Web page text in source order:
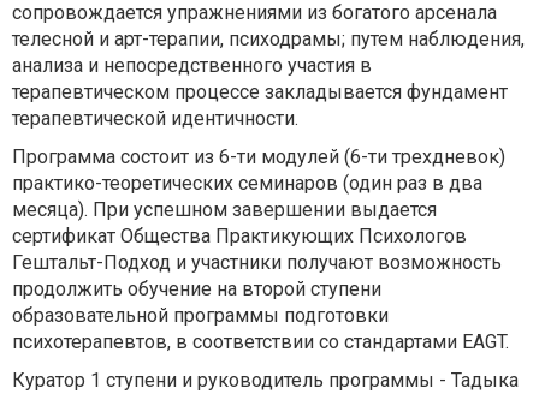
сопровождается упражнениями из богатого арсенала
телесной и арт-терапии, психодрамы; путем наблюдения,
анализа и непосредственного участия в
терапевтическом процессе закладывается фундамент
терапевтической идентичности.
Программа состоит из 6-ти модулей (6-ти трехдневок)
практико-теоретических семинаров (один раз в два
месяца). При успешном завершении выдается
сертификат Общества Практикующих Психологов
Гештальт-Подход и участники получают возможность
продолжить обучение на второй ступени
образовательной программы подготовки
психотерапевтов, в соответствии со стандартами EAGT.
Куратор 1 ступени и руководитель программы - Тадыка